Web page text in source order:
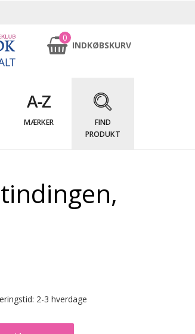
0
INDKØBSKURV
MÆRKER
FIND
PRODUKT
2-3 hverdage